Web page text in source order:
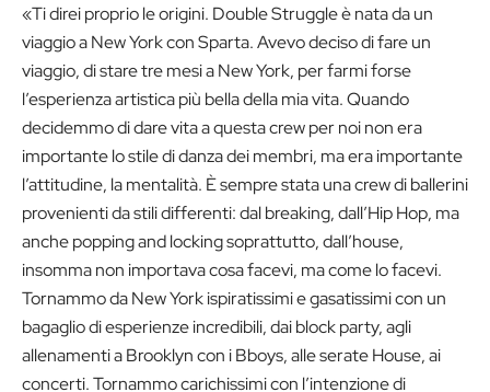
«Ti direi proprio le origini. Double Struggle è nata da un
viaggio a New York con Sparta. Avevo deciso di fare un
viaggio, di stare tre mesi a New York, per farmi forse
l’esperienza artistica più bella della mia vita. Quando
decidemmo di dare vita a questa crew per noi non era
importante lo stile di danza dei membri, ma era importante
l’attitudine, la mentalità. È sempre stata una crew di ballerini
provenienti da stili differenti: dal breaking, dall’Hip Hop, ma
anche popping and locking soprattutto, dall’house,
insomma non importava cosa facevi, ma come lo facevi.
Tornammo da New York ispiratissimi e gasatissimi con un
bagaglio di esperienze incredibili, dai block party, agli
allenamenti a Brooklyn con i Bboys, alle serate House, ai
concerti. Tornammo carichissimi con l’intenzione di